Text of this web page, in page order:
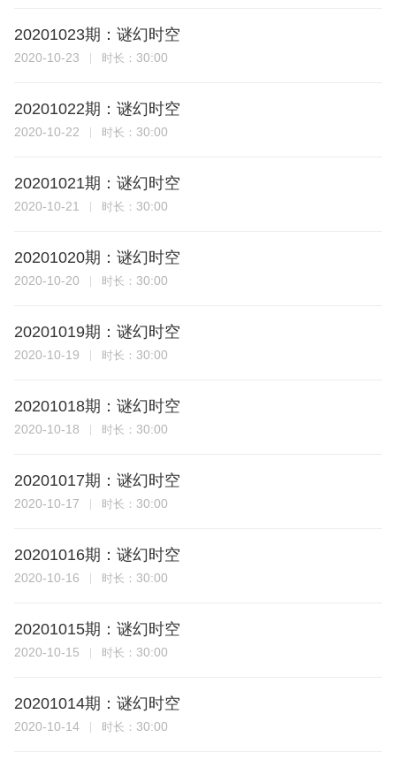
20201023期：谜幻时空
2020-10-23 时长： 30:00
20201022期：谜幻时空
2020-10-22 时长： 30:00
20201021期：谜幻时空
2020-10-21 时长： 30:00
20201020期：谜幻时空
2020-10-20 时长： 30:00
20201019期：谜幻时空
2020-10-19 时长： 30:00
20201018期：谜幻时空
2020-10-18 时长： 30:00
20201017期：谜幻时空
2020-10-17 时长： 30:00
20201016期：谜幻时空
2020-10-16 时长： 30:00
20201015期：谜幻时空
2020-10-15 时长： 30:00
20201014期：谜幻时空
2020-10-14 时长： 30:00